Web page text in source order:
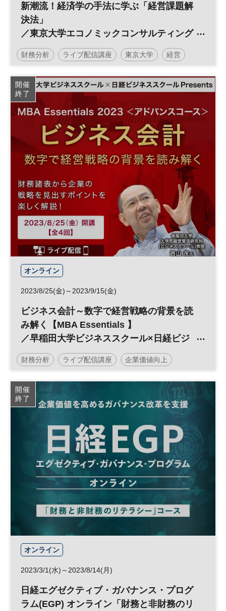
新潮流！経済学の手法に学ぶ「経営課題解
決法」
／東京大学エコノミックコンサルティング
株式会社×日経ビジネススクール
財務分析 ライブ配信講座 東京大学 経営
経営戦略 顧客管理 マーケティング
日経ビジネススクール
開催
終了
オンライン
2023/8/25(金)～2023/9/15(金)
ビジネス会計～数字で経営戦略の背景を読
み解く【MBA Essentials 】
／早稲田大学ビジネススクール×日経ビジ
ネススクール
財務分析 ライブ配信講座 企業価値向上
企業価値 早稲田大学 経営戦略
日経ビジネススクール MBA
開催
終了
オンライン
2023/3/1(水)～2023/8/14(月)
日経エグゼクティブ・ガバナンス・プログ
ラム(EGP) オンライン「財務と非財務のリ